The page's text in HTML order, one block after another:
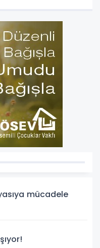
mücadele